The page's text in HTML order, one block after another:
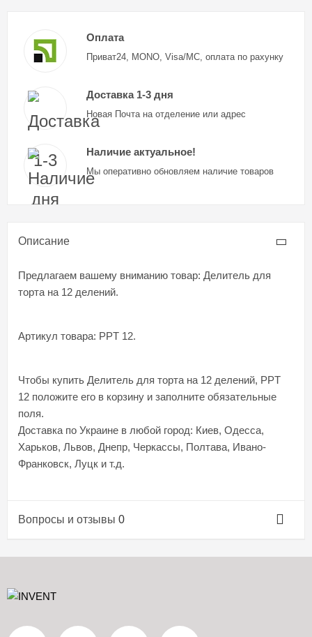
Оплата
Приват24, MONO, Visa/MC, оплата по рахунку
Доставка 1-3 дня
Новая Почта на отделение или адрес
Наличие актуальное!
Мы оперативно обновляем наличие товаров
Описание
Предлагаем вашему вниманию товар: Делитель для
торта на 12 делений.
Артикул товара: PPT 12.
Чтобы купить Делитель для торта на 12 делений, PPT
12 положите его в корзину и заполните обязательные
поля.
Доставка по Украине в любой город: Киев, Одесса,
Харьков, Львов, Днепр, Черкассы, Полтава, Ивано-
Франковск, Луцк и т.д.
Вопросы и отзывы 0